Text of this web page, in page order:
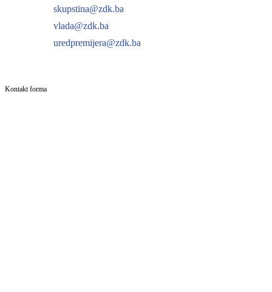
skupstina@zdk.ba
vlada@zdk.ba
uredpremijera@zdk.ba
Kontakt forma